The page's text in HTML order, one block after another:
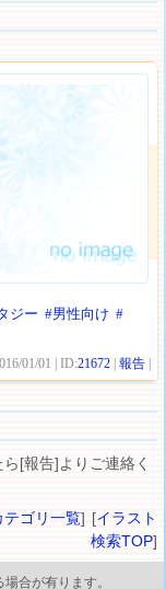
ジー #男性向け #
01/01 | ID:21672 |報告
[報告]よりご連絡く
テゴリ一覧] [イラスト
検索TOP]
合が有ります。